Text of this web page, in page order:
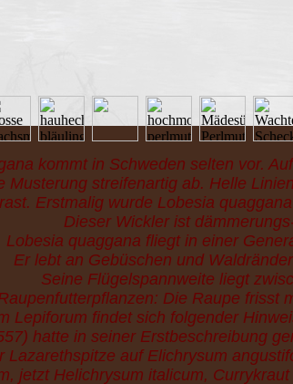
kommt in Schweden selten vor.
Musterung streifenartig ab. Helle
Erstmalig wurde Lobesia
Dieser Wickler ist
Lobesia quaggana fliegt in einer
Er lebt an Gebüschen und
Seine Flügelspannweite liegt
Die Raupe frisst
Lepiforum findet sich folgender
hatte in seiner Erstbeschreibung
Lazarethspitze auf Elichrysum
jetzt Helichrysum italicum,